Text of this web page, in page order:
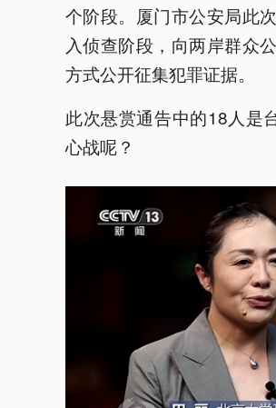
个阶段。厦门市公安局此
入侦查阶段，向两岸群众
方式公开征集犯罪证据。
此次悬赏通告中的18人是
心战呢？